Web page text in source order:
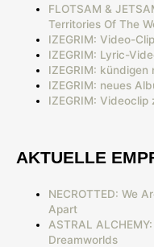
FLOTSAM &
Territories Of The
IZEGRIM: Video-
IZEGRIM: Lyric-
IZEGRIM: kündigen
IZEGRIM: neues
IZEGRIM: Videoclip
AKTUELLE
NECROTTED: We
Apart
ASTRAL
Dreamworlds